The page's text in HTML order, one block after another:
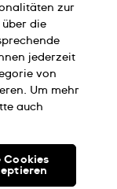
Hinweis
zur
über die
jederzeit
von
Um mehr
auch
Cookies